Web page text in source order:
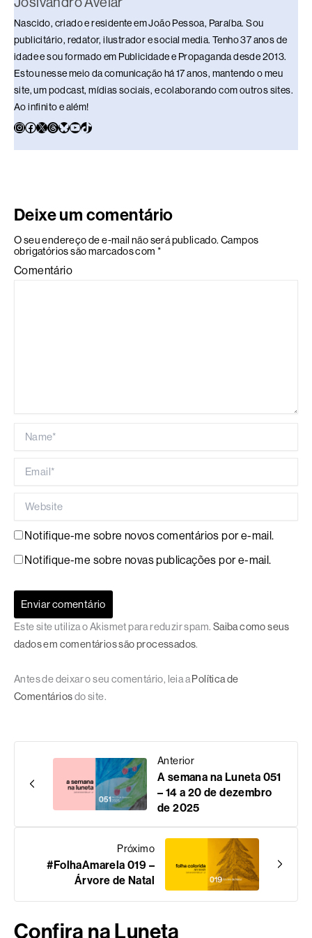
Nascido, criado e residente em João Pessoa, Paraíba. Sou
publicitário, redator, ilustrador e social media. Tenho 37 anos de
idade e sou formado em Publicidade e Propaganda desde 2013.
Estou nesse meio da comunicação há 17 anos, mantendo o meu
site, um podcast, mídias sociais, e colaborando com outros sites.
Ao infinito e além!
Deixe um comentário
O seu endereço de e-mail não será publicado. Campos
obrigatórios são marcados com *
Comentário
Notifique-me sobre novos comentários por e-mail.
Notifique-me sobre novas publicações por e-mail.
Este site utiliza o Akismet para reduzir spam. Saiba como seus
dados em comentários são processados.
Antes de deixar o seu comentário, leia a Política de
Comentáriosdo site.
Anterior
A semana na Luneta 051
– 14 a 20 de dezembro
de 2025
Próximo
#FolhaAmarela 019 –
Árvore de Natal
Confira na Luneta